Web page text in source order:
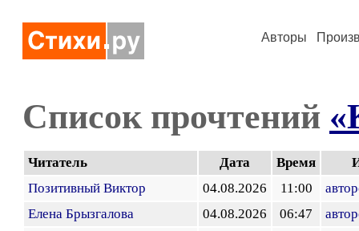
Авторы
Список прочтений
Читатель Дата Время
Позитивный Виктор
04.08.2026 11:00
Елена Брызгалова
04.08.2026 06:47